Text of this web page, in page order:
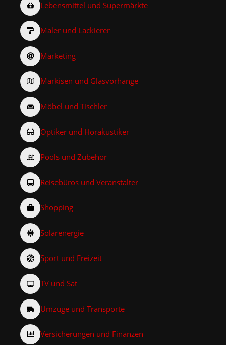
Lebensmittel und Supermärkte
Maler und Lackierer
Marketing
Markisen und Glasvorhänge
Möbel und Tischler
Optiker und Hörakustiker
Pools und Zubehör
Reisebüros und Veranstalter
Shopping
Solarenergie
Sport und Freizeit
TV und Sat
Umzüge und Transporte
Versicherungen und Finanzen